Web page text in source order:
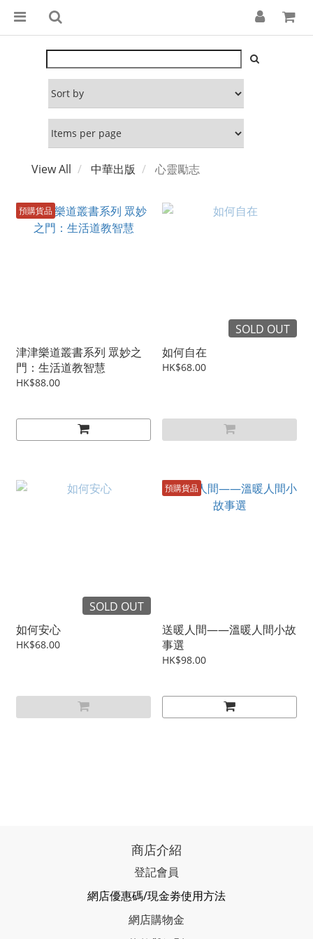
View All 中華出版 心靈勵志
預購貨品
津津樂道叢書系列 眾妙之
門：生活道教智慧
HK$88.00
SOLD OUT
如何自在
HK$68.00
SOLD OUT
如何安心
HK$68.00
預購貨品
送暖人間——溫暖人間小故
事選
HK$98.00
商店介紹
登記會員
網店優惠碼/現金劵使用方法
網店購物金